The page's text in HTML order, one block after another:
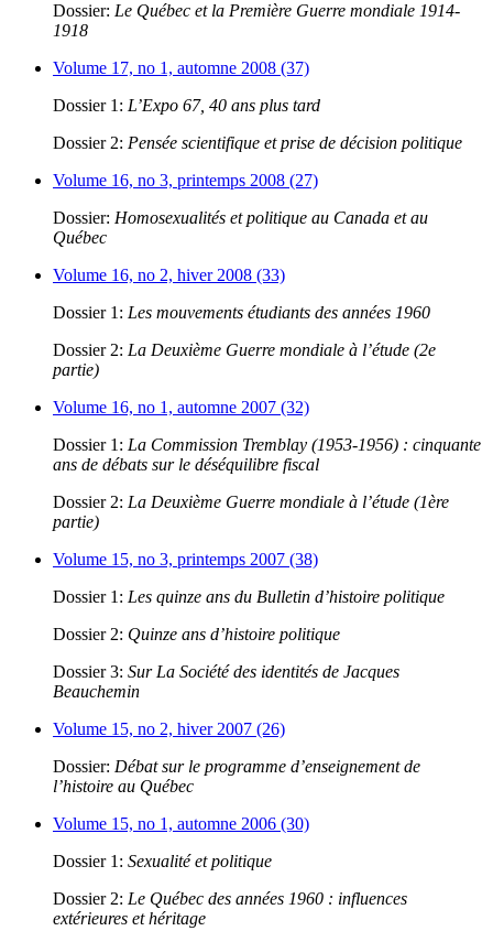
Dossier: Le Québec et la Première Guerre mondiale 1914-
1918
Volume 17, no 1, automne 2008 (37)
Dossier 1: L’Expo 67, 40 ans plus tard
Dossier 2: Pensée scientifique et prise de décision politique
Volume 16, no 3, printemps 2008 (27)
Dossier: Homosexualités et politique au Canada et au
Québec
Volume 16, no 2, hiver 2008 (33)
Dossier 1: Les mouvements étudiants des années 1960
Dossier 2: La Deuxième Guerre mondiale à l’étude (2e
partie)
Volume 16, no 1, automne 2007 (32)
Dossier 1: La Commission Tremblay (1953-1956) : cinquante
ans de débats sur le déséquilibre fiscal
Dossier 2: La Deuxième Guerre mondiale à l’étude (1ère
partie)
Volume 15, no 3, printemps 2007 (38)
Dossier 1: Les quinze ans du Bulletin d’histoire politique
Dossier 2: Quinze ans d’histoire politique
Dossier 3: Sur La Société des identités de Jacques
Beauchemin
Volume 15, no 2, hiver 2007 (26)
Dossier: Débat sur le programme d’enseignement de
l’histoire au Québec
Volume 15, no 1, automne 2006 (30)
Dossier 1: Sexualité et politique
Dossier 2: Le Québec des années 1960 : influences
extérieures et héritage